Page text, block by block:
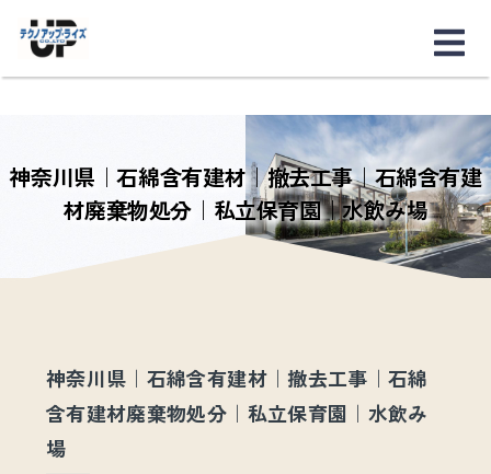
神奈川県｜石綿含有建材｜撤去工事｜石綿含有建
材廃棄物処分｜私立保育園｜水飲み場
神奈川県｜石綿含有建材｜撤去工事｜石綿
含有建材廃棄物処分｜私立保育園｜水飲み
場